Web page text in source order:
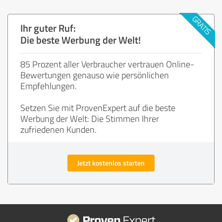
Ihr guter Ruf:
Die beste Werbung der Welt!
85 Prozent aller Verbraucher vertrauen Online-
Bewertungen genauso wie persönlichen
Empfehlungen.
Setzen Sie mit ProvenExpert auf die beste
Werbung der Welt: Die Stimmen Ihrer
zufriedenen Kunden.
Jetzt kostenlos starten